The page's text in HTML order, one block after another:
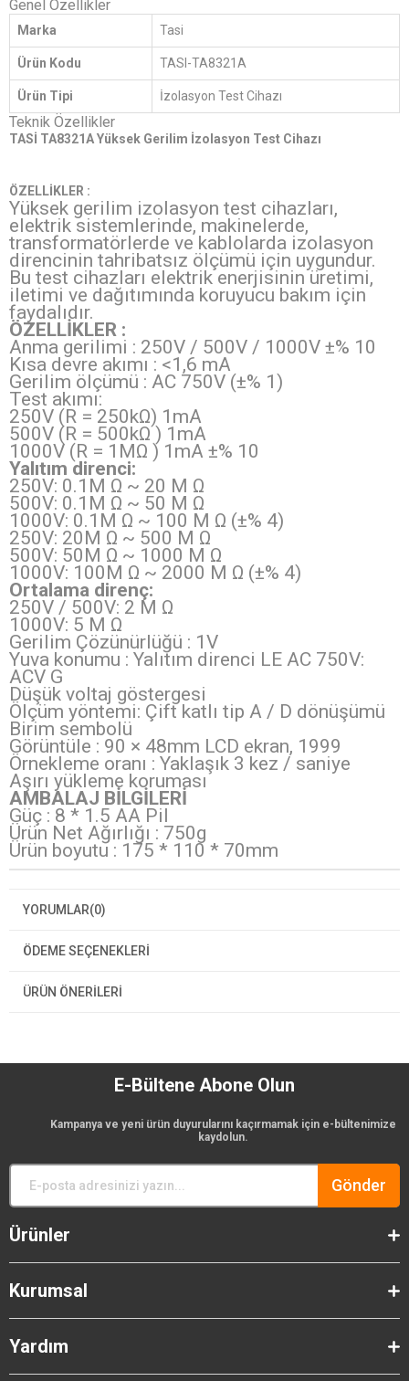
Genel Özellikler
Marka Tasi
Ürün Kodu TASI-TA8321A
Ürün Tipi İzolasyon Test Cihazı
Teknik Özellikler
TASİ TA8321A Yüksek Gerilim İzolasyon Test Cihazı
ÖZELLİKLER :
Yüksek gerilim izolasyon test cihazları,
elektrik sistemlerinde, makinelerde,
transformatörlerde ve kablolarda izolasyon
direncinin tahribatsız ölçümü için uygundur.
Bu test cihazları elektrik enerjisinin üretimi,
iletimi ve dağıtımında koruyucu bakım için
faydalıdır.
ÖZELLİKLER :
Anma gerilimi : 250V / 500V / 1000V ±% 10
Kısa devre akımı : <1,6 mA
Gerilim ölçümü : AC 750V (±% 1)
Test akımı:
250V (R = 250kΩ) 1mA
500V (R = 500kΩ ) 1mA
1000V (R = 1MΩ ) 1mA ±% 10
Yalıtım direnci:
250V: 0.1M Ω ~ 20 M Ω
500V: 0.1M Ω ~ 50 M Ω
1000V: 0.1M Ω ~ 100 M Ω (±% 4)
250V: 20M Ω ~ 500 M Ω
500V: 50M Ω ~ 1000 M Ω
1000V: 100M Ω ~ 2000 M Ω (±% 4)
Ortalama direnç:
250V / 500V: 2 M Ω
1000V: 5 M Ω
Gerilim Çözünürlüğü : 1V
Yuva konumu : Yalıtım direnci LE AC 750V:
ACV G
Düşük voltaj göstergesi
Ölçüm yöntemi: Çift katlı tip A / D dönüşümü
Birim sembolü
Görüntüle : 90 × 48mm LCD ekran, 1999
Örnekleme oranı : Yaklaşık 3 kez / saniye
Aşırı yükleme koruması
AMBALAJ BİLGİLERİ
Güç : 8 * 1.5 AA Pil
Ürün Net Ağırlığı : 750g
Ürün boyutu : 175 * 110 * 70mm
YORUMLAR(0)
ÖDEME SEÇENEKLERI
ÜRÜN ÖNERILERI
E-Bültene Abone Olun
Kampanya ve yeni ürün duyurularını kaçırmamak için e-bültenimize
kaydolun.
Gönder
Ürünler
Kurumsal
Yardım